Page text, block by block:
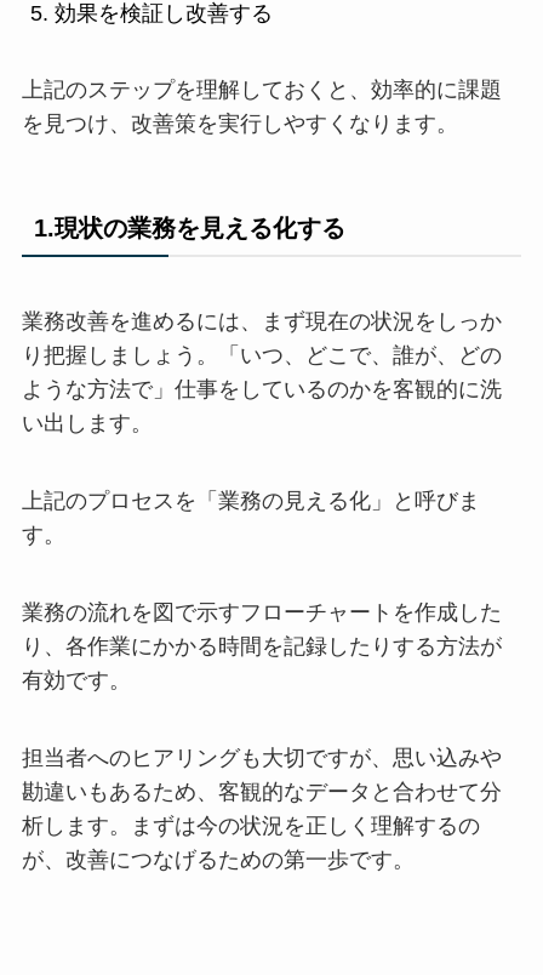
効果を検証し改善する
上記のステップを理解しておくと、効率的に課題
を見つけ、改善策を実行しやすくなります。
1.現状の業務を見える化する
業務改善を進めるには、まず現在の状況をしっか
り把握しましょう。「いつ、どこで、誰が、どの
ような方法で」仕事をしているのかを客観的に洗
い出します。
上記のプロセスを「業務の見える化」と呼びま
す。
業務の流れを図で示すフローチャートを作成した
り、各作業にかかる時間を記録したりする方法が
有効です。
担当者へのヒアリングも大切ですが、思い込みや
勘違いもあるため、客観的なデータと合わせて分
析します。まずは今の状況を正しく理解するの
が、改善につなげるための第一歩です。